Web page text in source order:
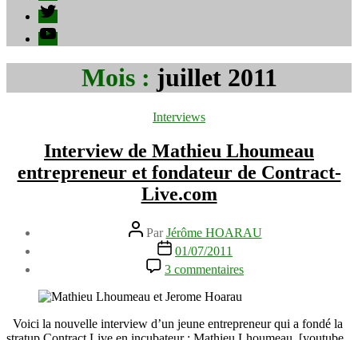
Twitter
YouTube
Mois : juillet 2011
Catégories
Interviews
Interview de Mathieu Lhoumeau
entrepreneur et fondateur de Contract-
Live.com
Auteur
de
l’article
ParJérôme HOARAU
Date
de
l’article
01/07/2011
3 commentaires
Interview
Lhoumeau
entrepreneur
Voici la nouvelle interview d’un jeune entrepreneur qui a fondé la